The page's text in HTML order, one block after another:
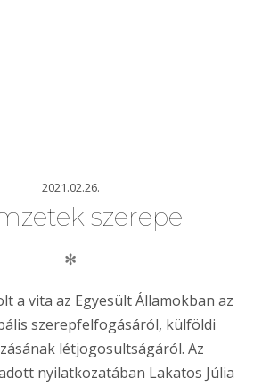
2021.02.26.
szerepe
✻
a vita az Egyesült Államokban az
szerepfelfogásáról, külföldi
létjogosultságáról. Az
nyilatkozatában Lakatos Júlia